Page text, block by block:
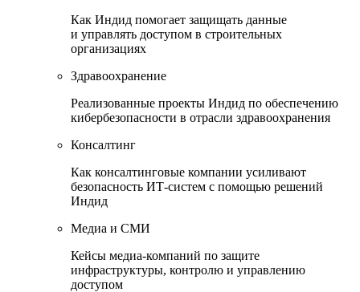
Как Индид помогает защищать данные
и управлять доступом в строительных
организациях
Здравоохранение
Реализованные проекты Индид по обеспечению
кибербезопасности в отрасли здравоохранения
Консалтинг
Как консалтинговые компании усиливают
безопасность ИТ-систем с помощью решений
Индид
Медиа и СМИ
Кейсы медиа-компаний по защите
инфраструктуры, контролю и управлению
доступом